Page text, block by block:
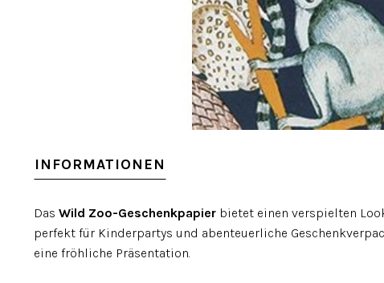
INFORMATIONEN
Das Wild Zoo-Geschenkpapier bietet einen verspielten
perfekt für Kinderpartys und abenteuerliche
eine fröhliche Präsentation.